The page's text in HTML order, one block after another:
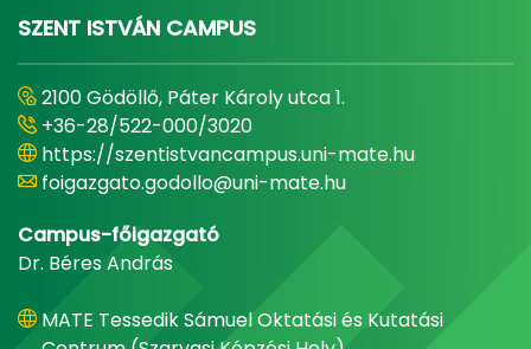
SZENT ISTVÁN CAMPUS
2100 Gödöllő, Páter Károly utca 1.
+36-28/522-000/3020
https://szentistvancampus.uni-mate.hu
foigazgato.godollo@uni-mate.hu
Campus-főigazgató
Dr. Béres András
MATE Tessedik Sámuel Oktatási és Kutatási